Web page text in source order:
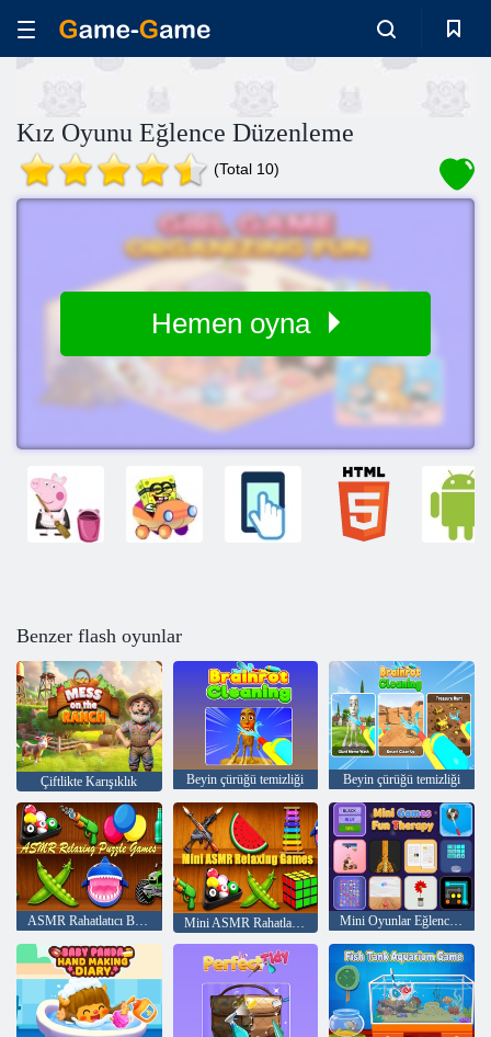
Kız Oyunu Eğlence Düzenleme
(Total 10)
Hemen oyna
Benzer flash oyunlar
Çiftlikte Karışıklık Beyin çürüğü temizliği Beyin çürüğü temizliği
ASMR Rahatlatıcı Bulmaca Oyunları Mini ASMR Rahatlatıcı Oyunlar Mini Oyunlar Eğlenceli Terapi